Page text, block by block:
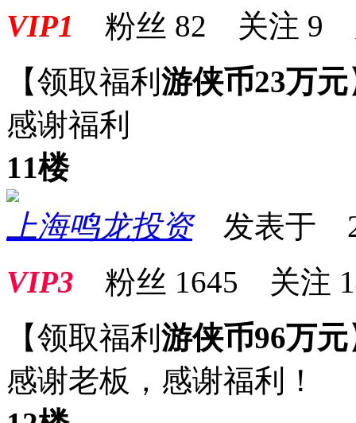
VIP1 粉丝 82 关注 9
【领取福利 游侠币23万元
感谢
11楼
上海鸣龙投资发表于
VIP3 粉丝 1645 关注
【领取福利 游侠币96万元
感谢老板，感谢福利！